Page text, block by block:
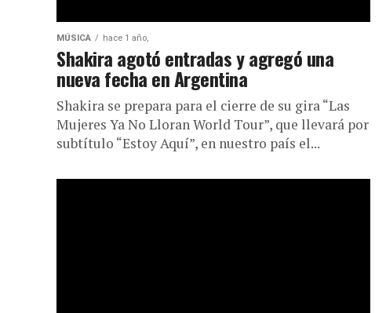
MÚSICA hace 1 año,
Shakira agotó entradas y agregó una
nueva fecha en Argentina
Shakira se prepara para el cierre de su gira “Las
Mujeres Ya No Lloran World Tour”, que llevará por
subtítulo “Estoy Aquí”, en nuestro país el...